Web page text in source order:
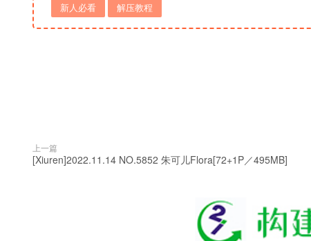
新人必看 解压教程
上一篇
[Xiuren]2022.11.14 NO.5852 朱可儿Flora[72+1P／495MB]